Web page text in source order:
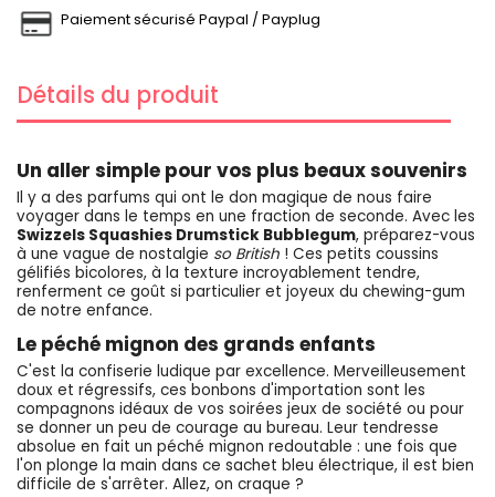
Paiement sécurisé Paypal / Payplug
Détails du produit
Un aller simple pour vos plus beaux souvenirs
Il y a des parfums qui ont le don magique de nous faire
voyager dans le temps en une fraction de seconde. Avec les
Swizzels Squashies Drumstick Bubblegum, préparez-vous
à une vague de nostalgie so British ! Ces petits coussins
gélifiés bicolores, à la texture incroyablement tendre,
renferment ce goût si particulier et joyeux du chewing-gum
de notre enfance.
Le péché mignon des grands enfants
C'est la confiserie ludique par excellence. Merveilleusement
doux et régressifs, ces bonbons d'importation sont les
compagnons idéaux de vos soirées jeux de société ou pour
se donner un peu de courage au bureau. Leur tendresse
absolue en fait un péché mignon redoutable : une fois que
l'on plonge la main dans ce sachet bleu électrique, il est bien
difficile de s'arrêter. Allez, on craque ?